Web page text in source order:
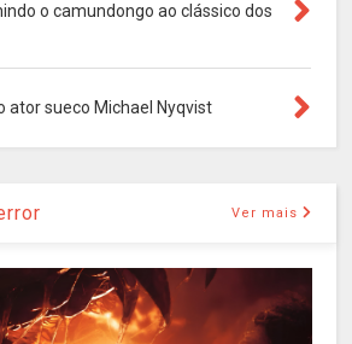
o camundongo ao clássico dos
ator sueco Michael Nyqvist
Ver mais